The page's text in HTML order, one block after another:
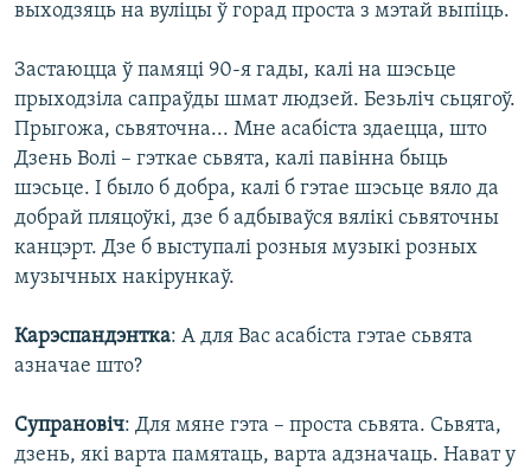
выходзяць на вуліцы ў горад проста з мэтай выпіць.
Застаюцца ў памяці 90-я гады, калі на шэсьце
прыходзіла сапраўды шмат людзей. Безьліч сьцягоў.
Прыгожа, сьвяточна... Мне асабіста здаецца, што
Дзень Волі – гэткае сьвята, калі павінна быць
шэсьце. І было б добра, калі б гэтае шэсьце вяло да
добрай пляцоўкі, дзе б адбываўся вялікі сьвяточны
канцэрт. Дзе б выступалі розныя музыкі розных
музычных накірункаў.
Карэспандэнтка: А для Вас асабіста гэтае сьвята
азначае што?
Супрановіч: Для мяне гэта – проста сьвята. Сьвята,
дзень, які варта памятаць, варта адзначаць. Нават у